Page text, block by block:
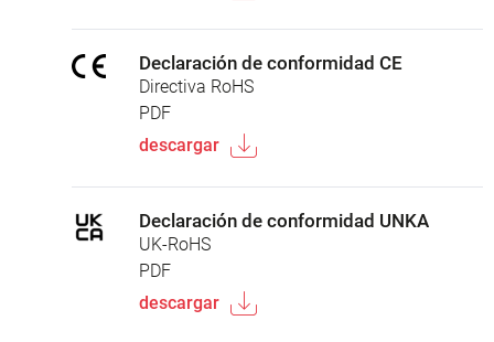
Declaración de conformidad CE
Directiva RoHS
PDF
descargar
Declaración de conformidad UNKA
UK-RoHS
PDF
descargar